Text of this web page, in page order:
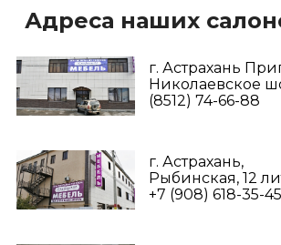
Адреса наших
г. Астрахань
Николаевское
(8512) 74-66-88
г. Астрахань,
Рыбинская, 12
+7 (908) 618-35-45‬